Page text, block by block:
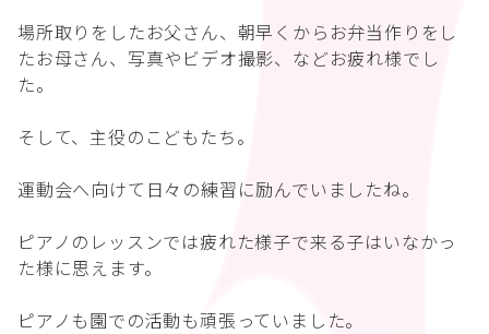
場所取りをしたお父さん、朝早くからお弁当作りをし
たお母さん、写真やビデオ撮影、などお疲れ様でし
た。
そして、主役のこどもたち。
運動会へ向けて日々の練習に励んでいましたね。
ピアノのレッスンでは疲れた様子で来る子はいなかっ
た様に思えます。
ピアノも園での活動も頑張っていました。